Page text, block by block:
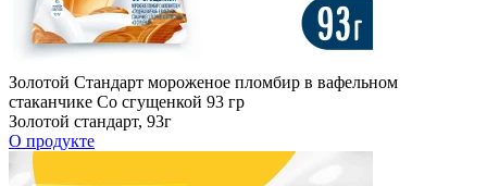
Золотой Стандарт мороженое пломбир в вафельном
стаканчике Со сгущенкой 93 гр
Золотой стандарт, 93г
О продукте